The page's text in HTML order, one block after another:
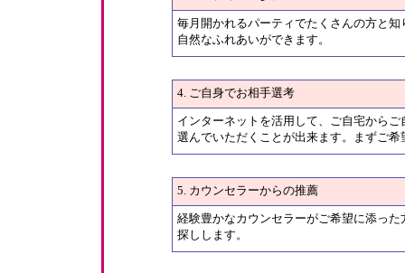
毎月開かれるパーティでたくさんの方と
自然なふれあいができます。
4. ご自身でお相手選考
インターネットを活用して、ご自宅から
選んでいただくことが出来ます。まずご
5. カウンセラーからの推薦
経験豊かなカウンセラーがご希望に添っ
探しします。